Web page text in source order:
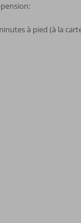
à pied (à la